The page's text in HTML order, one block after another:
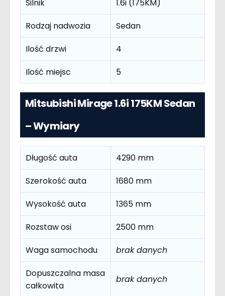
Silnik
1.6i (175KM)
Rodzaj nadwozia
Sedan
Ilość drzwi
4
Ilość miejsc
5
Mitsubishi Mirage 1.6i 175KM Sedan
– Wymiary
Długość auta
4290 mm
Szerokość auta
1680 mm
Wysokość auta
1365 mm
Rozstaw osi
2500 mm
Waga samochodu
brak danych
Dopuszczalna masa
całkowita
brak danych